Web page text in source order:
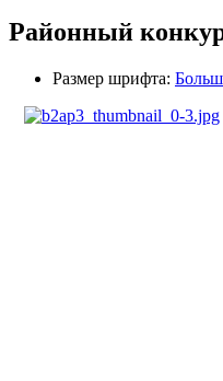
Районный
Размер шрифта: